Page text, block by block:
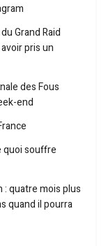
Grand Raid
pris un
des Fous
end
quoi souffre
: quatre mois plus
quand il pourra